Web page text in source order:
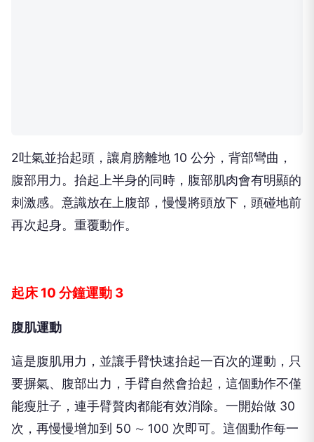
2吐氣並抬起頭，讓肩膀離地 10 公分，背部彎曲，
腹部用力。抬起上半身的同時，腹部肌肉會有明顯的
刺激感。意識放在上腹部，慢慢將頭放下，頭碰地前
再次起身。重覆動作。
起床 10 分鐘運動 3
腹肌運動
這是腹肌用力，並讓手臂快速抬起一百次的運動，只
要摒氣、腹部出力，手臂自然會抬起，這個動作不僅
能瘦肚子，連手臂贅肉都能有效消除。一開始做 30
次，再慢慢增加到 50 ∼ 100 次即可。這個動作每一